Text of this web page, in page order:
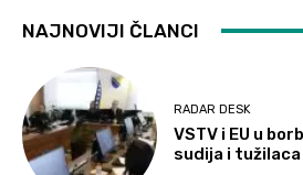
NAJNOVIJI ČLANCI
RADAR DESK
VSTV i EU u
sudija i tužilaca